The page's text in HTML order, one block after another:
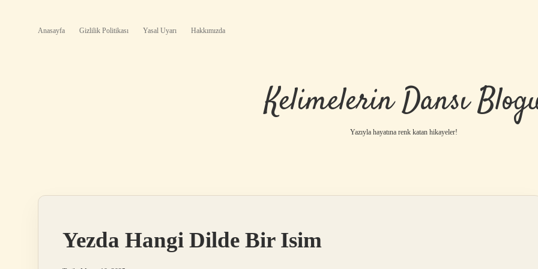
Anasayfa Gizlilik Politikası Yasal Uyarı Hakkımızda
Kelimelerin Dansı
Yazıyla hayatına renk katan hikayeler!
Yezda Hangi Dilde Bir Isim